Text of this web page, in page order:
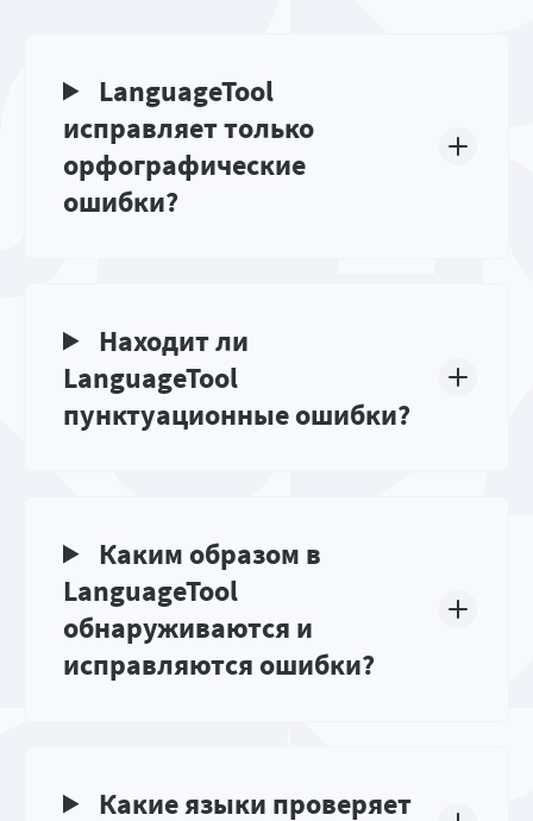
LanguageTool
исправляет только
орфографические
ошибки?
Находит ли
LanguageTool
пунктуационные ошибки?
Каким образом в
LanguageTool
обнаруживаются и
исправляются ошибки?
Какие языки проверяет